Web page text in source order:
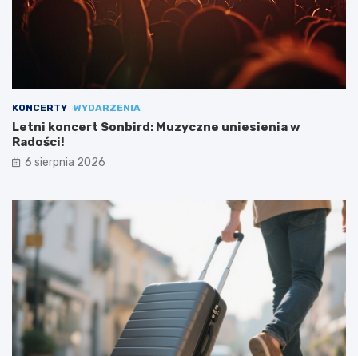
KONCERTY WYDARZENIA
Letni koncert Sonbird: Muzyczne uniesienia w
Radości!
6 sierpnia 2026